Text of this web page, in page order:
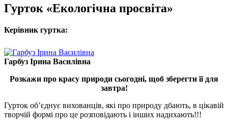
Гурток «Екологічна просвіта»
Керівник гуртка:
Гарбуз Ірина Василівна
Розкажи про красу природи сьогодні, щоб зберегти її для
завтра!
Гурток об’єднує вихованців, які про природу дбають, в цікавій
творчій формі про це розповідають і інших надихають!!!